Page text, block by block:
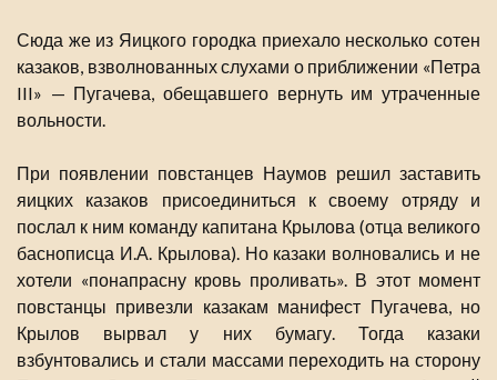
Сюда же из Яицкого городка приехало несколько сотен
казаков, взволнованных слухами о приближении «Петра
III» — Пугачева, обещавшего вернуть им утраченные
вольности.
При появлении повстанцев Наумов решил заставить
яицких казаков присоединиться к своему отряду и
послал к ним команду капитана Крылова (отца великого
баснописца И.А. Крылова). Но казаки волновались и не
хотели «понапрасну кровь проливать». В этот момент
повстанцы привезли казакам манифест Пугачева, но
Крылов вырвал у них бумагу. Тогда казаки
взбунтовались и стали массами переходить на сторону